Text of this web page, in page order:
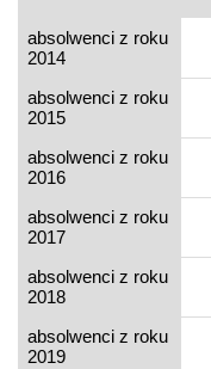
absolwenci z roku
2014
absolwenci z roku
2015
absolwenci z roku
2016
absolwenci z roku
2017
absolwenci z roku
2018
absolwenci z roku
2019